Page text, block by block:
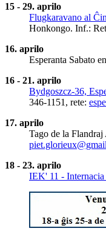
15 - 29. aprilo
Flugkaravano al
Honkongo. Inf.:
16. aprilo
Esperanta Sabato
16 - 21. aprilo
Bydgoszcz-36,
346-1151, rete:
17. aprilo
Tago de la
18 - 23. aprilo
IEK' 11 -